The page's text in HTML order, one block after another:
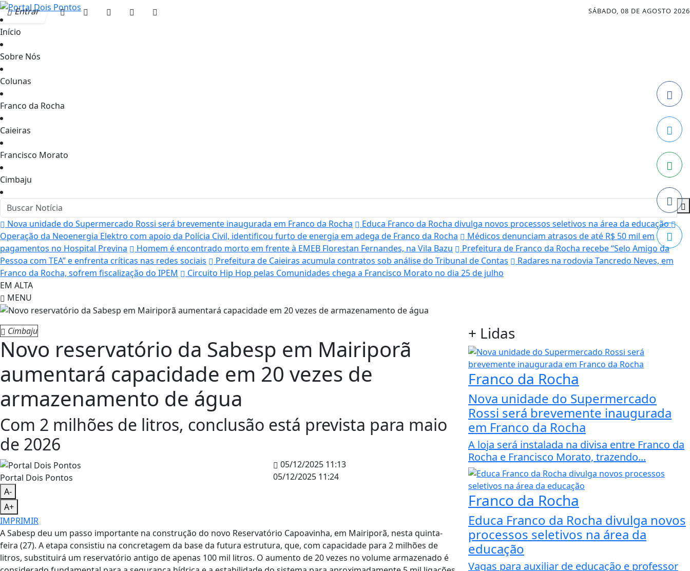
Entrar SÁBADO, 08 DE AGOSTO 2026
Início
Sobre Nós
Colunas
Franco da Rocha
Caieiras
Francisco Morato
Cimbaju
Nova unidade do Supermercado Rossi será brevemente inaugurada em Franco da Rocha
Educa Franco da Rocha divulga novos processos seletivos na área da educação
Operação da Neoenergia Elektro com apoio da Polícia Civil, identificou furto de energia em adega de Franco da Rocha
Médicos denunciam atrasos de até R$ 50 mil em
pagamentos no Hospital Previna
Homem é encontrado morto em frente à EMEB Florestan Fernandes, na Vila Bazu
Prefeitura de Franco da Rocha recebe “Selo Amigo da
Pessoa com TEA” e enfrenta críticas nas redes sociais
Prefeitura de Caieiras acumula contratos sob análise do Tribunal de Contas
Radares na rodovia Tancredo Neves, em
Franco da Rocha, sofrem fiscalização do IPEM
Circuito Hip Hop pelas Comunidades chega a Francisco Morato no dia 25 de julho
EM ALTA
MENU
Cimbaju
Novo reservatório da Sabesp em Mairiporã
aumentará capacidade em 20 vezes de
armazenamento de água
Com 2 milhões de litros, conclusão está prevista para maio
de 2026
Portal Dois Pontos
05/12/2025 11:13
05/12/2025 11:24
A-
A+
IMPRIMIR
A Sabesp deu um passo importante na construção do novo Reservatório Capoavinha, em Mairiporã, nesta quinta-
feira (27). A etapa consistiu na concretagem da base da futura estrutura, que, com capacidade para 2 milhões de
litros, substituirá um reservatório antigo de apenas 100 mil litros. O aumento de 20 vezes no volume armazenado é
+ Lidas
Franco da Rocha
Nova unidade do Supermercado
Rossi será brevemente inaugurada
em Franco da Rocha
A loja será instalada na divisa entre Franco da
Rocha e Francisco Morato, trazendo...
Franco da Rocha
Educa Franco da Rocha divulga novos
processos seletivos na área da
educação
Vagas para auxiliar de educação e professor